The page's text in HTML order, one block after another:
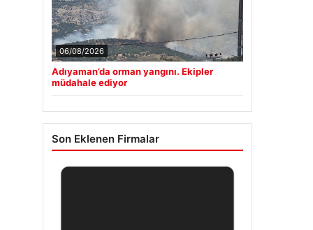
06/08/2026
Adıyaman’da orman yangını. Ekipler
müdahale ediyor
Son Eklenen Firmalar